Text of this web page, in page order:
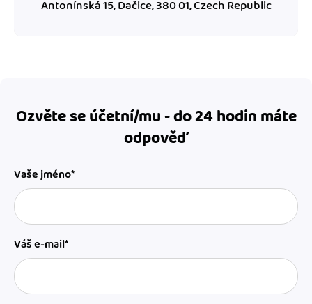
Antonínská 15, Dačice, 380 01, Czech Republic
Ozvěte se účetní/mu - do 24 hodin máte
odpověď
Vaše jméno*
Váš e-mail*